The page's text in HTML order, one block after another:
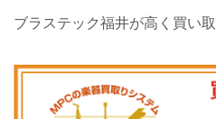
ブラステック福井が高く買い